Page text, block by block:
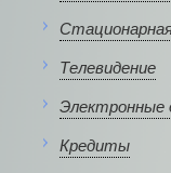
Телевидение
Электронные
Кредиты